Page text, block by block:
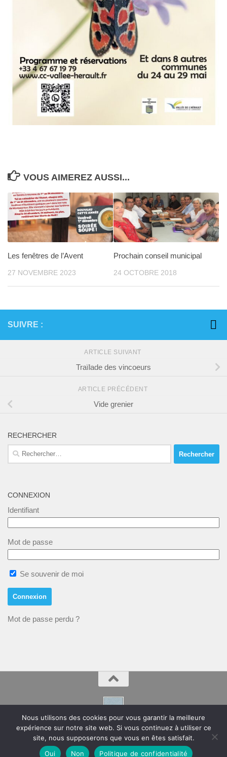
VOUS AIMEREZ AUSSI...
Les fenêtres de l’Avent
27 NOVEMBRE 2023
Prochain conseil municipal
24 OCTOBRE 2018
SUIVRE :
ARTICLE SUIVANT
Traïlade des vincoeurs
ARTICLE PRÉCÉDENT
Vide grenier
RECHERCHER
Rechercher :
CONNEXION
Identifiant
Mot de passe
Se souvenir de moi
Mot de passe perdu ?
Montpeyroux – Hérault Site de la Mairie
Nous utilisons des cookies pour vous garantir la meilleure
expérience sur notre site web. Si vous continuez à utiliser ce
site, nous supposerons que vous en êtes satisfait.
Oui
Non Politique de confidentialité